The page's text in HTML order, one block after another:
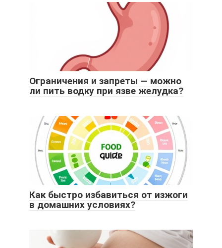
Ограничения и запреты — можно
ли пить водку при язве желудка?
Как быстро избавиться от изжоги
в домашних условиях?